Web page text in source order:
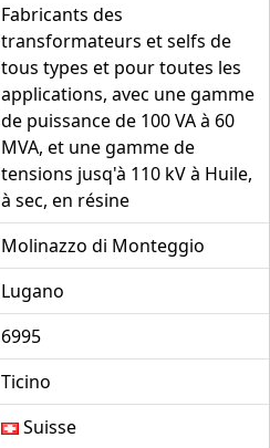
Fabricants des
transformateurs et selfs de
tous types et pour toutes les
applications, avec une gamme
de puissance de 100 VA à 60
MVA, et une gamme de
tensions jusq'à 110 kV à Huile,
à sec, en résine
Molinazzo di Monteggio
Lugano
6995
Ticino
Suisse